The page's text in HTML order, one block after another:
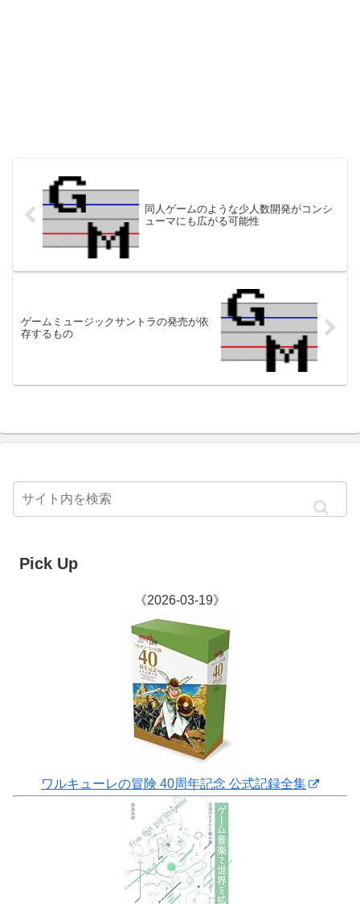
同人ゲームのような少人数開発がコンシ
ューマにも広がる可能性
ゲームミュージックサントラの発売が依
存するもの
Pick Up
《2026-03-19》
ワルキューレの冒険 40周年記念 公式記録全集